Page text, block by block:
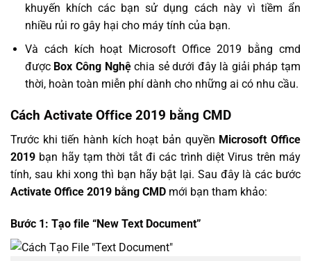
khuyến khích các bạn sử dụng cách này vì tiềm ẩn
nhiều rủi ro gây hại cho máy tính của bạn.
Và cách kích hoạt Microsoft Office 2019 bằng cmd
được Box Công Nghệchia sẻ dưới đây là giải pháp tạm
thời, hoàn toàn miễn phí dành cho những ai có nhu cầu.
Cách Activate Office 2019 bằng CMD
Trước khi tiến hành kích hoạt bản quyền Microsoft Office
2019 bạn hãy tạm thời tắt đi các trình diệt Virus trên máy
tính, sau khi xong thì bạn hãy bật lại. Sau đây là các bước
Activate Office 2019 bằng CMD mới bạn tham khảo:
Bước 1: Tạo file “New Text Document”